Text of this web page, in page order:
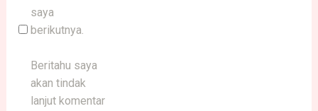
saya
berikutnya.
Beritahu saya
akan tindak
lanjut komentar